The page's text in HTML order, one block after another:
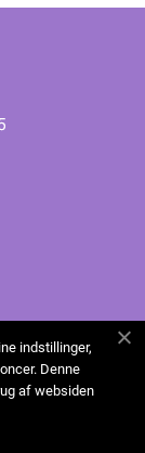
indstillinger,
Denne
af websiden